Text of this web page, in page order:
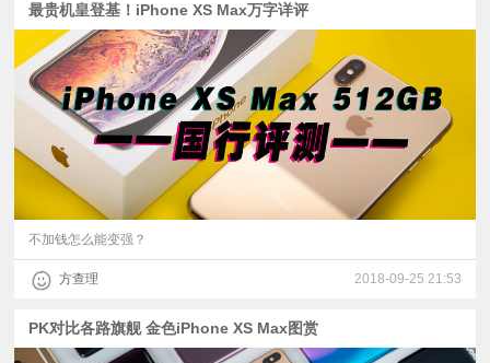
验
专
最贵机皇登基！iPhone XS Max万字详评
不加钱怎么能变强？
方查理 2018-09-25 21:53
PK对比各路旗舰 金色iPhone XS Max图赏